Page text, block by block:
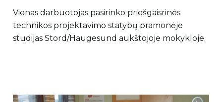
Vienas darbuotojas pasirinko priešgaisrinės
technikos projektavimo statybų pramonėje
studijas Stord/Haugesund aukštojoje mokykloje.